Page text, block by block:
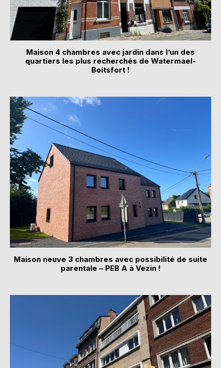
Maison 4 chambres avec jardin dans l’un des
quartiers les plus recherchés de Watermael-
Boitsfort !
Maison neuve 3 chambres avec possibilité de suite
parentale – PEB A à Vezin !